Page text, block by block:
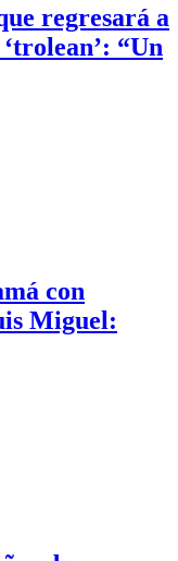
regresará a
“Un
con
Miguel: